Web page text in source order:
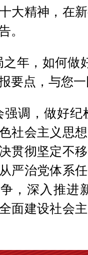
大精神，在
。
之年，如何做
要点，与您
强调，做好纪
社会主义思
贯彻坚定不
严治党体系
，深入推进
面建设社会